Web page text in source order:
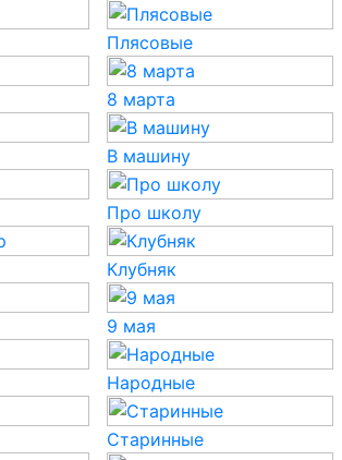
Плясовые
8 марта
В машину
Про школу
Клубняк
9 мая
Народные
Старинные